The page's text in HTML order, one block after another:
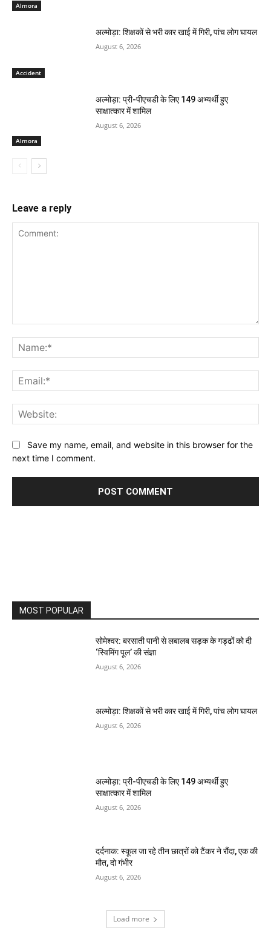
Almora
Accident
अल्मोड़ा: शिक्षकों से भरी कार खाई में गिरी, पांच लोग घायल
August 6, 2026
Almora
अल्मोड़ा: प्री-पीएचडी के लिए 149 अभ्यर्थी हुए
साक्षात्कार में शामिल
August 6, 2026
Leave a reply
Save my name, email, and website in this browser for the
next time I comment.
MOST POPULAR
सोमेश्वर: बरसाती पानी से लबालब सड़क के गड्ढों को दी
‘स्विमिंग पूल’ की संज्ञा
August 6, 2026
अल्मोड़ा: शिक्षकों से भरी कार खाई में गिरी, पांच लोग घायल
August 6, 2026
अल्मोड़ा: प्री-पीएचडी के लिए 149 अभ्यर्थी हुए
साक्षात्कार में शामिल
August 6, 2026
दर्दनाक: स्कूल जा रहे तीन छात्रों को टैंकर ने रौंदा, एक की
मौत, दो गंभीर
August 6, 2026
Load more